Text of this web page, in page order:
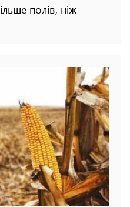
полів, ніж